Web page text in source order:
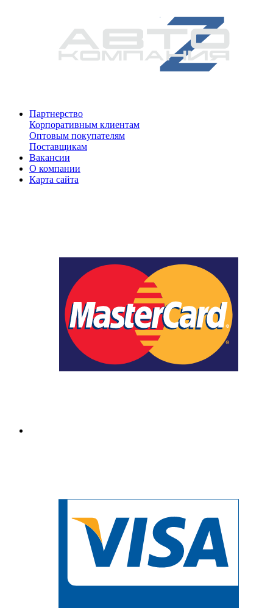
Партнерство
Корпоративным клиентам
Оптовым покупателям
Поставщикам
Вакансии
О компании
Карта сайта